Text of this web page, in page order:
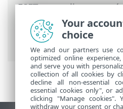
ESET-ova online pomoć
Antivirus
>Napredno
Zaštite> SSL/TLS>
promet
Your
choice
We and our partners use
optimized online
and serve you with
collection of all cookies by
decline all non-essential
essential cookies only", or
clicking "Manage
withdraw your consent or